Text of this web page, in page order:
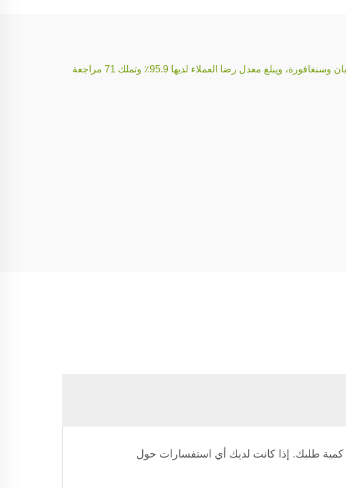
هذا التاجر هو شركة تصنيع وتجارة، تقوم في المقام الأول بتصدير منتجاتها إلى الولايات المتحدة الأمريكية واليابان وسنغافورة، ويبلغ معدل رضا العملاء لديها 95.9٪ وتملك 71 مراجعة
طلبك. إذا كانت لديك أي استفسارات حول